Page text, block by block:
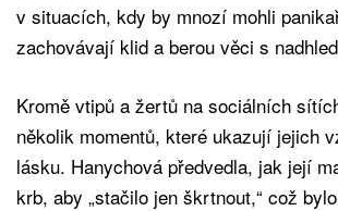
v situacích, kdy by mnozí mohli
zachovávají klid a berou věci s
Kromě vtipů a žertů na sociálních
několik momentů, které ukazují jejich
lásku. Hanychová předvedla, jak její
krb, aby „stačilo jen škrtnout,“ což